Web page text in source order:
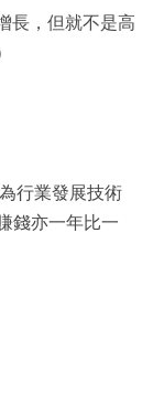
長，但就不是高
行業發展技術
錢亦一年比一